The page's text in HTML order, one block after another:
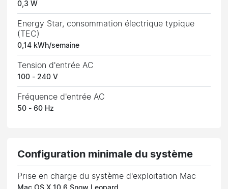
0,3 W
Energy Star, consommation électrique typique
(TEC)
0,14 kWh/semaine
Tension d'entrée AC
100 - 240 V
Fréquence d'entrée AC
50 - 60 Hz
Configuration minimale du système
Prise en charge du système d'exploitation Mac